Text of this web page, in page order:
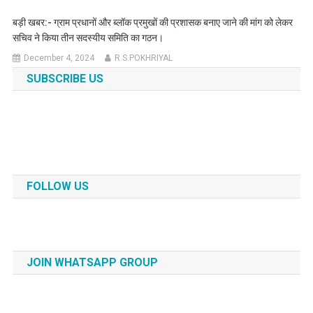
बड़ी खबर:- ग्राम प्रधानों और ब्लॉक प्रमुखों की प्रशासक बनाए जाने की मांग को लेकर
सचिव ने किया तीन सदस्यीय समिति का गठन।
December 4, 2024 R.S.POKHRIYAL
SUBSCRIBE US
FOLLOW US
JOIN WHATSAPP GROUP